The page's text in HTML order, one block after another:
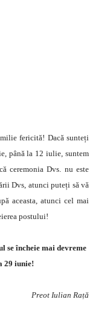
fericită! Dacă sunteți
până la 12 iulie, suntem
ceremonia Dvs. nu este
Dvs, atunci puteți să vă
aceasta, atunci cel mai
postului!
se încheie mai devreme
29 iunie!
Preot Iulian Rață